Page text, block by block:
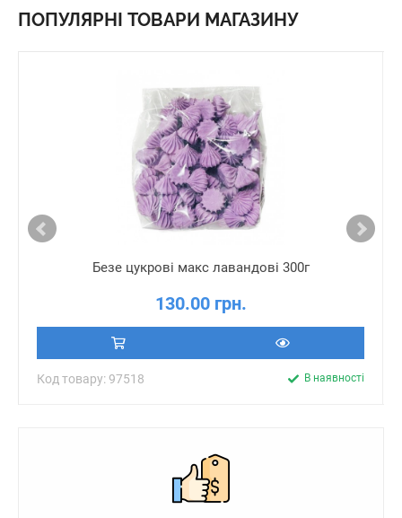
ПОПУЛЯРНІ ТОВАРИ МАГАЗИНУ
Безе цукрові макс лавандові 300г
130.00 грн.
Код товару: 97518 В наявності